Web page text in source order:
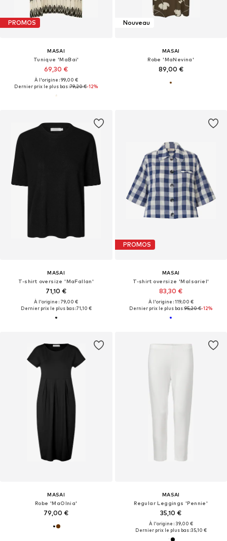
PROMOS
MASAI
Tunique 'MaBai'
69,30 €
À l'origine : 99,00 €
Dernier prix le plus bas :79,20 €-12%
Nouveau
MASAI
Robe 'MaNevina'
89,00 €
MASAI
T-shirt oversize 'MaFallan'
71,10 €
À l'origine : 79,00 €
Dernier prix le plus bas :71,10 €
PROMOS
MASAI
T-shirt oversize 'MaIsariel'
83,30 €
À l'origine : 119,00 €
Dernier prix le plus bas :95,20 €-12%
MASAI
Robe 'MaOlnia'
79,00 €
MASAI
Regular Leggings 'Pennie'
35,10 €
À l'origine : 39,00 €
Dernier prix le plus bas :35,10 €